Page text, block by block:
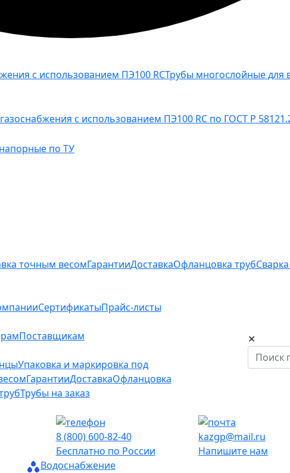
с использованием ПЭ100 RCТрубы многослойные для
с использованием ПЭ100 RC по ГОСТ Р
по ТУ
точным весомГарантииДоставкаОфланцовка труб
СертификатыПрайс-листы
Поставщикам
Упаковка и маркировка под
ГарантииДоставкаОфланцовка
Трубы на заказ
✕
8 (800) 600-82-40
Бесплатно по России
kazgp@mail.ru
Напишите нам
Водоснабжение